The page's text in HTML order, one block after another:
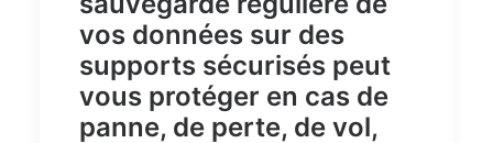
vos données sur des
supports sécurisés peut
vous protéger en cas de
panne, de perte, de vol,